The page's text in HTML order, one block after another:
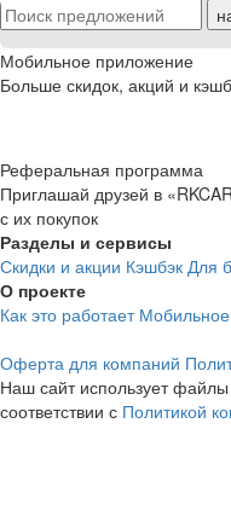
Мобильное приложение
Больше скидок, акций и
Реферальная программа
Приглашай друзей в
с их покупок
Разделы и сервисы
Скидки и акции Кэшбэк Для
О проекте
Как это работает
Оферта для компаний
Наш сайт использует
соответствии с Политикой